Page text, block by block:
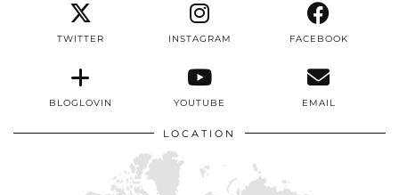
TWITTER INSTAGRAM FACEBOOK
BLOGLOVIN YOUTUBE EMAIL
LOCATION